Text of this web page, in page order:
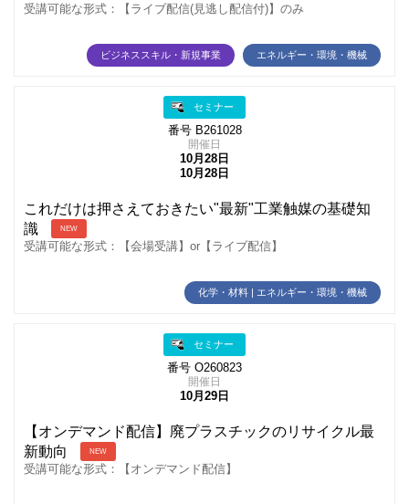
受講可能な形式：【ライブ配信(見逃し配信付)】のみ
ビジネススキル・新規事業 エネルギー・環境・機械
セミナー
番号 B261028
開催日
10月28日
10月28日
これだけは押さえておきたい"最新"工業触媒の基礎知
識
NEW
受講可能な形式：【会場受講】or【ライブ配信】
化学・材料 | エネルギー・環境・機械
セミナー
番号 O260823
開催日
10月29日
【オンデマンド配信】廃プラスチックのリサイクル最
新動向
NEW
受講可能な形式：【オンデマンド配信】